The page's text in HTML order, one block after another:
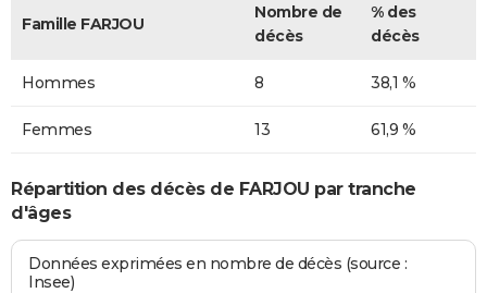
Famille FARJOU
Nombre de
décès
% des
décès
Hommes 8 38,1 %
Femmes 13 61,9 %
Répartition des décès de FARJOU par tranche
d'âges
Données exprimées en nombre de décès (source :
Insee)